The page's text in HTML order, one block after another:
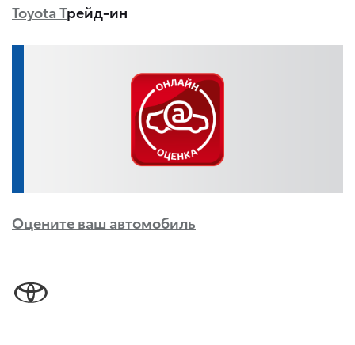
Toyota Трейд-ин
Оцените ваш автомобиль